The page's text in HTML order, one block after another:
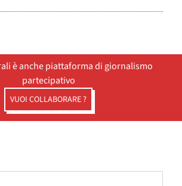
è anche piattaforma di giornalismo
partecipativo
VUOI COLLABORARE ?